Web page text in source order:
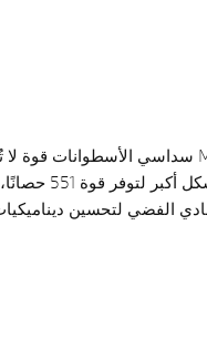
الفضي لتحسين